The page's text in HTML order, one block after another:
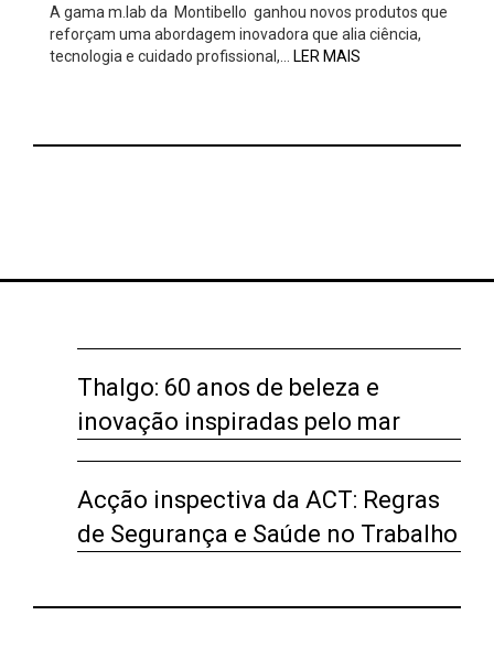
A gama m.lab da Montibello ganhou novos produtos que
reforçam uma abordagem inovadora que alia ciência,
tecnologia e cuidado profissional,…
LER MAIS
Thalgo: 60 anos de beleza e
inovação inspiradas pelo mar
Acção inspectiva da ACT: Regras
de Segurança e Saúde no Trabalho